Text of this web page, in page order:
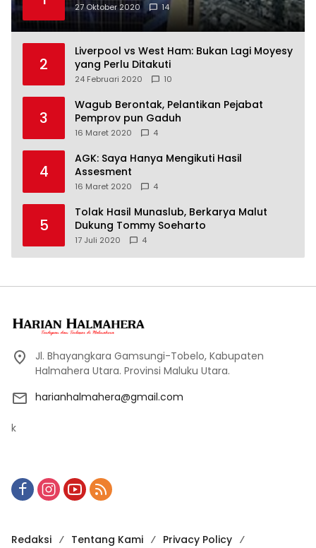
27 Oktober 2020 14
2
Liverpool vs West Ham: Bukan Lagi Moyesy
yang Perlu Ditakuti
24 Februari 2020 10
3
Wagub Berontak, Pelantikan Pejabat
Pemprov pun Gaduh
16 Maret 2020 4
4
AGK: Saya Hanya Mengikuti Hasil
Assesment
16 Maret 2020 4
5
Tolak Hasil Munaslub, Berkarya Malut
Dukung Tommy Soeharto
17 Juli 2020 4
Jl. Bhayangkara Gamsungi-Tobelo, Kabupaten
Halmahera Utara. Provinsi Maluku Utara.
harianhalmahera@gmail.com
k
Redaksi Tentang Kami Privacy Policy